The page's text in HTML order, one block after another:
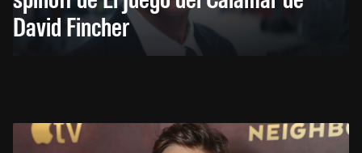
David Fincher